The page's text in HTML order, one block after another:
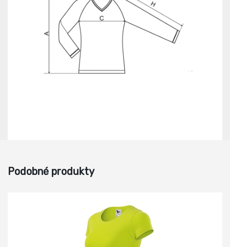
Podobné produkty